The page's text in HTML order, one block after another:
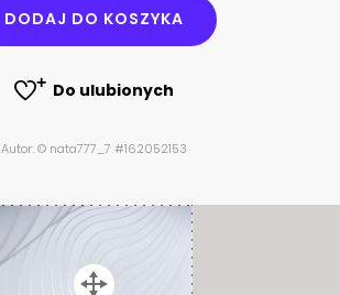
DODAJ DO KOSZYKA
Do ulubionych
Autor: © nata777_7 #162052153